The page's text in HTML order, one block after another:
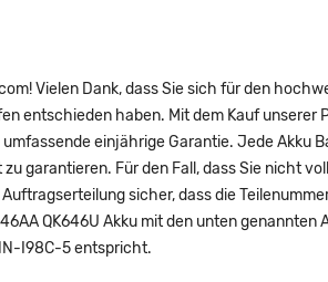
Vielen Dank, dass Sie sich für den
entschieden haben. Mit dem Kauf unserer
einjährige Garantie. Jede Akku
garantieren. Für den Fall, dass Sie nicht
sicher, dass die
QK646U Akku mit den unten
I98C-5 entspricht.